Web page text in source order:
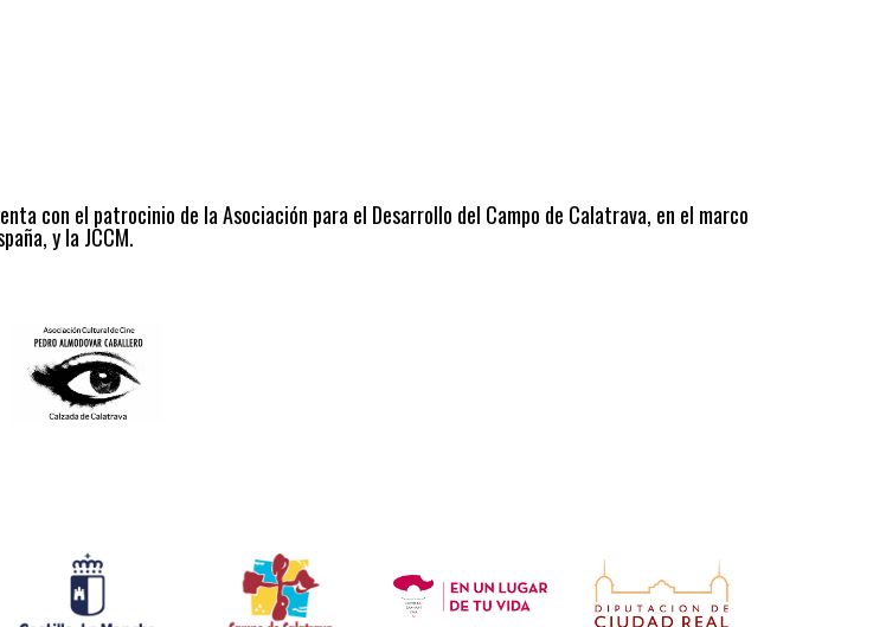
con el patrocinio de la Asociación para el Desarrollo del Campo de Calatrava, en el marco
y la JCCM.